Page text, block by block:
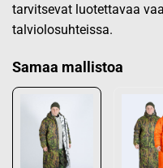
tarvitsevat luotettavaa
talviolosuhteissa.
Samaa mallistoa